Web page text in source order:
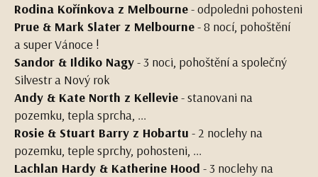
Rodina Kořínkova z Melbourne- odpoledni pohosteni
Prue & Mark Slater z Melbourne- 8 nocí, pohoštění
a super Vánoce !
Sandor & Ildiko Nagy- 3 noci, pohoštění a společný
Silvestr a Nový rok
Andy & Kate North z Kellevie- stanovani na
pozemku, tepla sprcha, ...
Rosie & Stuart Barry z Hobartu - 2 noclehy na
pozemku, teple sprchy, pohosteni, ...
Lachlan Hardy & Katherine Hood - 3 noclehy na